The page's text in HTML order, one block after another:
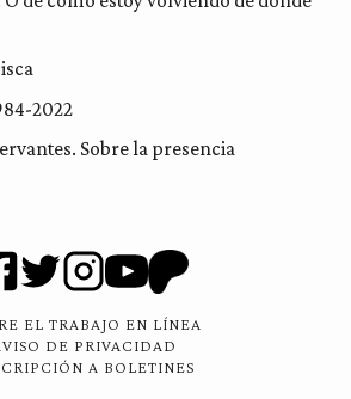
2022
Sobre la presencia
EL TRABAJO EN LÍNEA
DE PRIVACIDAD
A BOLETINES